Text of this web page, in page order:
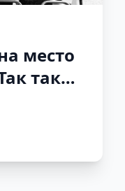
место
таких
не